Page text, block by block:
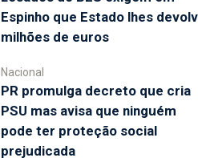
Espinho que Estado lhes
milhões de euros
Nacional
PR promulga decreto que cria
PSU mas avisa que ninguém
pode ter proteção social
prejudicada